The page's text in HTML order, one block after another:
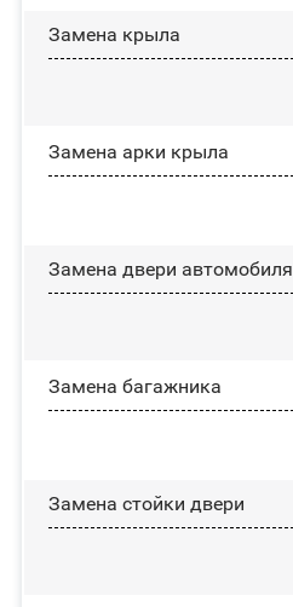
Замена крыла
Замена арки крыла
Замена двери автомобиля
Замена багажника
Зaмeнa cтoйĸи двepи